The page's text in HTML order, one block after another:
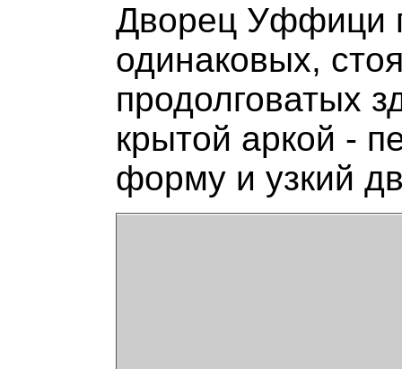
Дворец Уффици
одинаковых,
продолговатых
крытой аркой -
форму и узкий